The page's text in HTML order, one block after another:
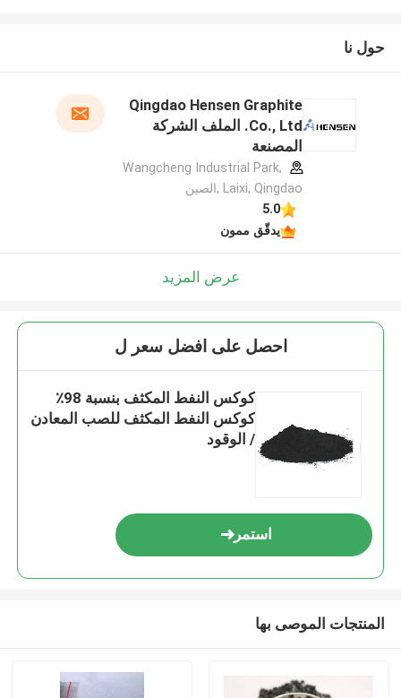
حول نا
Qingdao Hensen Graphite
Co., Ltd. الملف الشركة
المصنعة
Wangcheng Industrial Park,
Laixi, Qingdao ,الصين
5.0
يدقّق ممون
عرض المزيد
احصل على افضل سعر ل
كوكس النفط المكثف بنسبة 98٪
كوكس النفط المكثف للصب المعادن
/ الوقود
استمر
المنتجات الموصى بها